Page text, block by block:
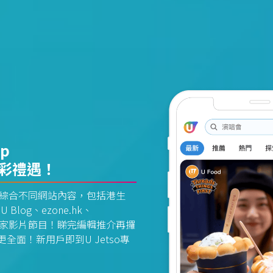
禮遇！
合不同網站內容，包括港生
Blog、ezone.hk、
影片節目！睇完編輯推介再攞
全面！新用戶即到U Jetso專